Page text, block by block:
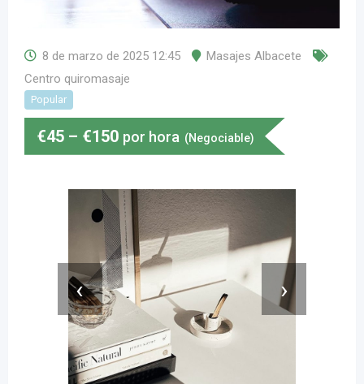
8 de marzo de 2025 12:45
Masajes Albacete
Centro quiromasaje
Popular
€45 – €150 por hora (Negociable)
‹ ›